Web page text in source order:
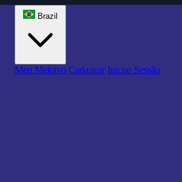
Brazil
Meu Mekavo Cadastrar Iniciar Sessão